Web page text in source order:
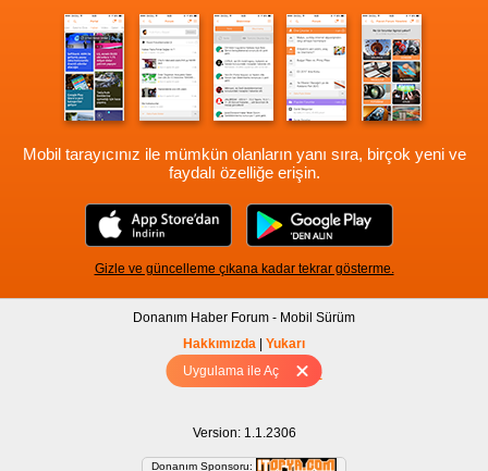
Uygulama ile Aç
Mobil tarayıcınız ile mümkün olanların yanı sıra, birçok yeni ve
faydalı özelliğe erişin.
Gizle ve güncelleme çıkana kadar tekrar gösterme.
Donanım Haber Forum - Mobil Sürüm
Hakkımızda | Yukarı
Tam sürüm için Tıklayınız
Version: 1.1.2306
Donanım Sponsoru: